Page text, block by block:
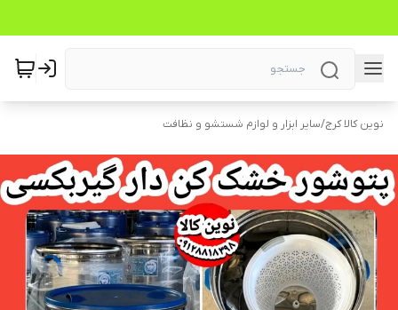
نوین کالا کرج/سایر ابزار و لوازم شستشو و نظافت